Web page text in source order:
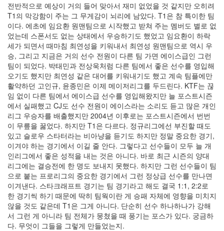
전반적으로 예상이 거의 들어 맞아서 재미 없었을 것 같지만 오히려
T1의 막강함이 주는 그 무게감이 뇌리에 남았다. T1은 참 특이한 팀
이다. 에초에 임요환 원맨팀으로 시작했고 받쳐 주는 멤버도 별로 없
었는데 스폰서도 없는 상태에서 우승하기도 했었고 임요환이 하락
세가 되면서 때마침 최연성을 키워내서 최연성 원맨팀으로 역시 우
승, 그리고 지금은 거의 선수 전원이 다른 팀 가면 에이스급인 그런
팀이 되었다. 박태민과 전상욱처럼 다른 팀에서 좋은 선수를 영입해
오기도 했지만 최연성 같은 대어를 키워내기도 했고 계속 팀플에만
활약하던 고인규, 윤종민은 이제 메이저리그를 두드린다. KTF는 끊
임 없이 다른 팀에서 에이스급 선수를 영입해왔지만 늘 포스트시즌
에서 실패했고 CJ도 선수 전원이 에이스라는 소리도 듣고 많은 개인
리그 우승자를 배출했지만 2004년 이후로는 포스트시즌에서 번번
이 무릎을 꿇었다. 하지만 T1은 다르다. 정규리그에선 부진할 때도
있고 슬로우 스타터라는 비아냥을 듣기도 하지만 정말 중요한 경기,
이겨야 하는 경기에서 이길 줄 안다. 그렇다고 선수들이 모두 늘 개
인리그에서 좋은 성적을 내는 것은 아니다. 바로 최근 시즌의 양대
리그에는 결승전에 한 명도 보내지 못했다. 하지만 그런 선수들이 팀
으로 붙는 프로리그의 중요한 경기에서 그런 정상급 선수를 만나면
이겨낸다. 스타크래프트 경기는 팀 경기라고 해도 결국 1:1, 2:2로
한 경기씩 하기 때문에 딱히 팀웍이란 게 승패 자체에 영향을 미치지
않을 것도 같은데 T1은 그게 아니다. 단순히 선수 하나하나가 강해
서 그런 게 아니라 팀 전체가 뭉쳤을 때 풍기는 포스가 있다. 궁금하
다. 무엇이 그들을 그렇게 만들었는지.